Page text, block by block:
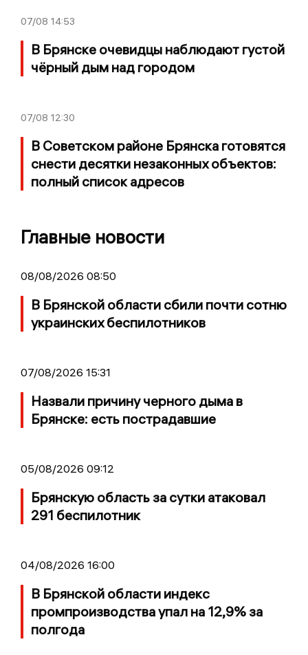
07/08 14:53
В Брянске очевидцы наблюдают густой
чёрный дым над городом
07/08 12:30
В Советском районе Брянска готовятся
снести десятки незаконных объектов:
полный список адресов
Главные новости
08/08/2026 08:50
В Брянской области сбили почти сотню
украинских беспилотников
07/08/2026 15:31
Назвали причину черного дыма в
Брянске: есть пострадавшие
05/08/2026 09:12
Брянскую область за сутки атаковал
291 беспилотник
04/08/2026 16:00
В Брянской области индекс
промпроизводства упал на 12,9% за
полгода